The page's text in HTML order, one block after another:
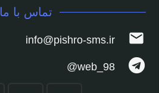
تماس با ما
mail
info@pishro-sms.ir
web_98@